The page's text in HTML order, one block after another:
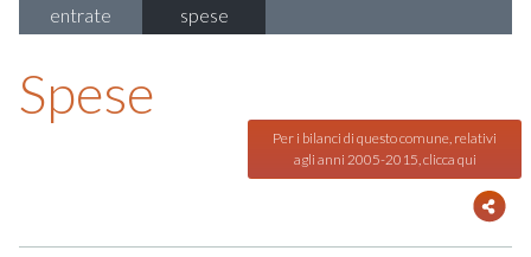
entrate spese
Spese
Per i bilanci di questo comune, relativi
agli anni 2005-2015, clicca qui